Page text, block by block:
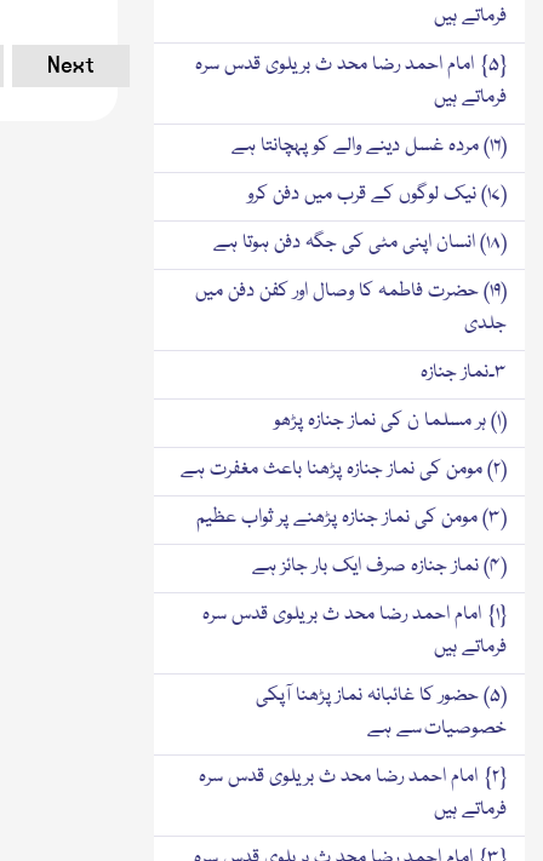
Next
فرماتے ہیں
{۵} امام احمد رضا محد ث بریلوی قدس سرہ
فرماتے ہیں
(۱۶) مردہ غسل دینے والے کو پہچانتا ہے
(۱۷) نیک لوگوں کے قرب میں دفن کرو
(۱۸) انسان اپنی مٹی کی جگہ دفن ہوتا ہے
(۱۹) حضرت فاطمہ کا وصال اور کفن دفن میں
جلدی
۳۔نماز جنازہ
(۱) ہر مسلما ن کی نماز جنازہ پڑھو
(۲) مومن کی نماز جنازہ پڑھنا باعث مغفرت ہے
(۳) مومن کی نماز جنازہ پڑھنے پر ثواب عظیم
(۴) نماز جنازہ صرف ایک بار جائز ہے
{۱} امام احمد رضا محد ث بریلوی قدس سرہ
فرماتے ہیں
(۵) حضور کا غائبانہ نماز پڑھنا آپکی
خصوصیات سے ہے
{۲} امام احمد رضا محد ث بریلوی قدس سرہ
فرماتے ہیں